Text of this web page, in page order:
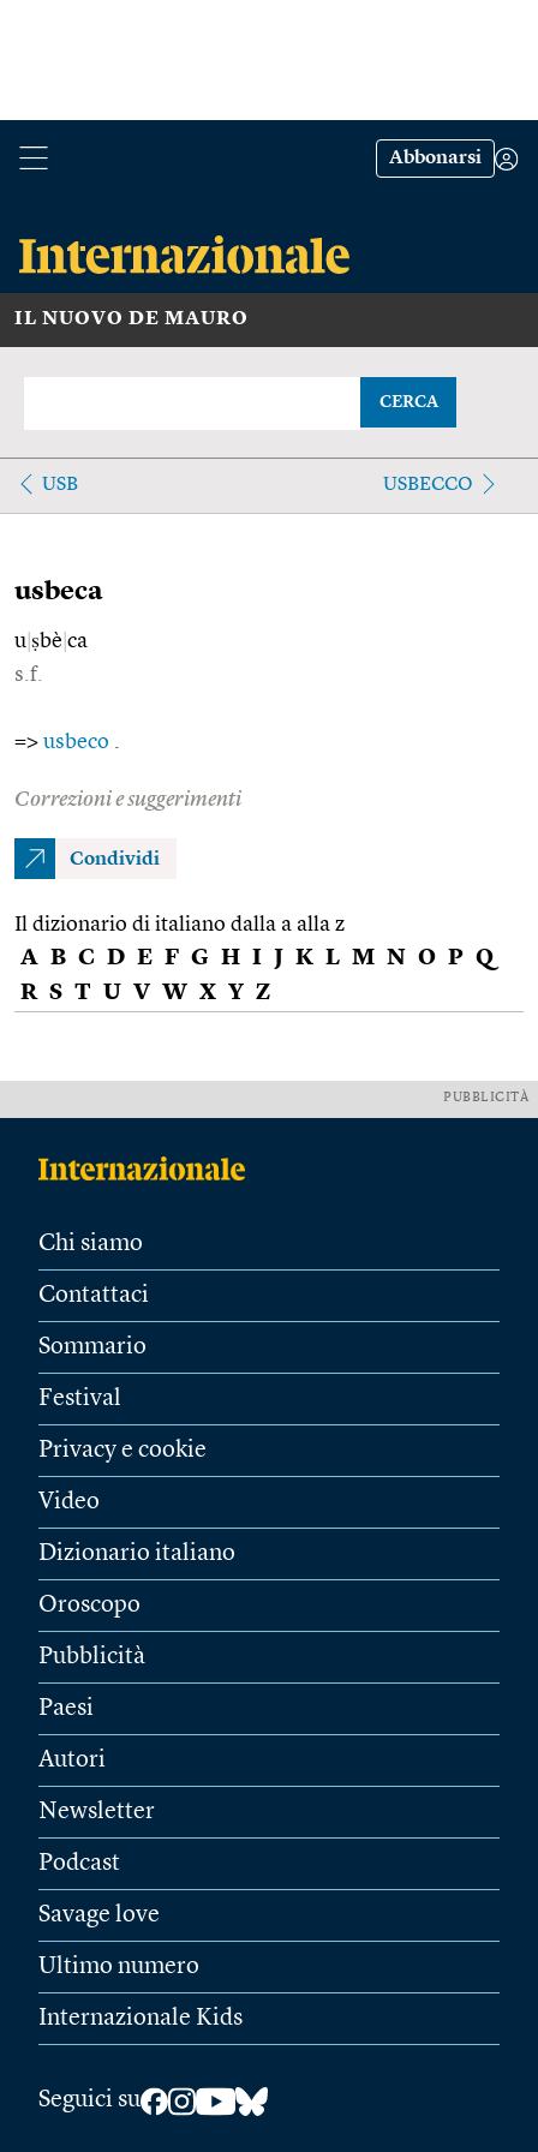
Abbonarsi
IL NUOVO DE MAURO
CERCA
USB USBECCO
usbeca
u ṣbè ca
s.f.
=> usbeco
Correzioni e suggerimenti
Condividi
Il dizionario di italiano dalla a alla z
A B C D E F G H I J K L M N O P Q
R S T U V W X Y Z
PUBBLICITÀ
Chi siamo
Contattaci
Sommario
Festival
Privacy e cookie
Video
Dizionario italiano
Oroscopo
Pubblicità
Paesi
Autori
Newsletter
Podcast
Savage love
Ultimo numero
Internazionale Kids
Seguici su